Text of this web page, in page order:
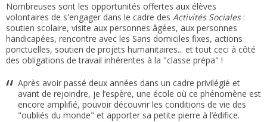
Nombreuses sont les opportunités offertes aux élèves
volontaires de s'engager dans le cadre des Activités Sociales:
soutien scolaire, visite aux personnes âgées, aux personnes
handicapées, rencontre avec les Sans domiciles fixes, actions
ponctuelles, soutien de projets humanitaires... et tout ceci à côté
des obligations de travail inhérentes à la "classe prépa" !
Après avoir passé deux années dans un cadre privilégié et
avant de rejoindre, je l’espère, une école où ce phénomène est
encore amplifié, pouvoir découvrir les conditions de vie des
"oubliés du monde" et apporter sa petite pierre à l’édifice.